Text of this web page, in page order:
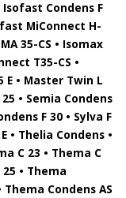
Isofast Condens F
MiConnect H-
35-CS • Isomax
T35-CS •
E • Master Twin L
• Semia Condens
F 30 • Sylva F
• Thelia Condens •
C 23 • Thema C
• Thema
Thema Condens AS